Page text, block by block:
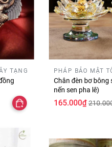
TẠNG PHÁP BẢO MẬT
Chân đèn bơ bông
nến sen pha lê)
165.000₫